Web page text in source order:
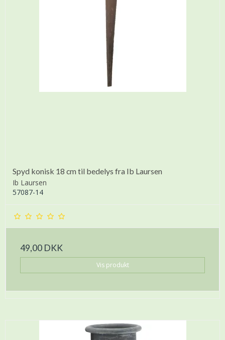
Spyd konisk 18 cm til bedelys fra Ib Laursen
Ib Laursen
57087-14
49,00 DKK
Vis produkt